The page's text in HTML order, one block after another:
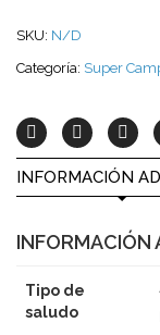
SKU: N/D
Categoría: Super
INFORMACIÓN
INFORMACIÓN
Tipo de
saludo